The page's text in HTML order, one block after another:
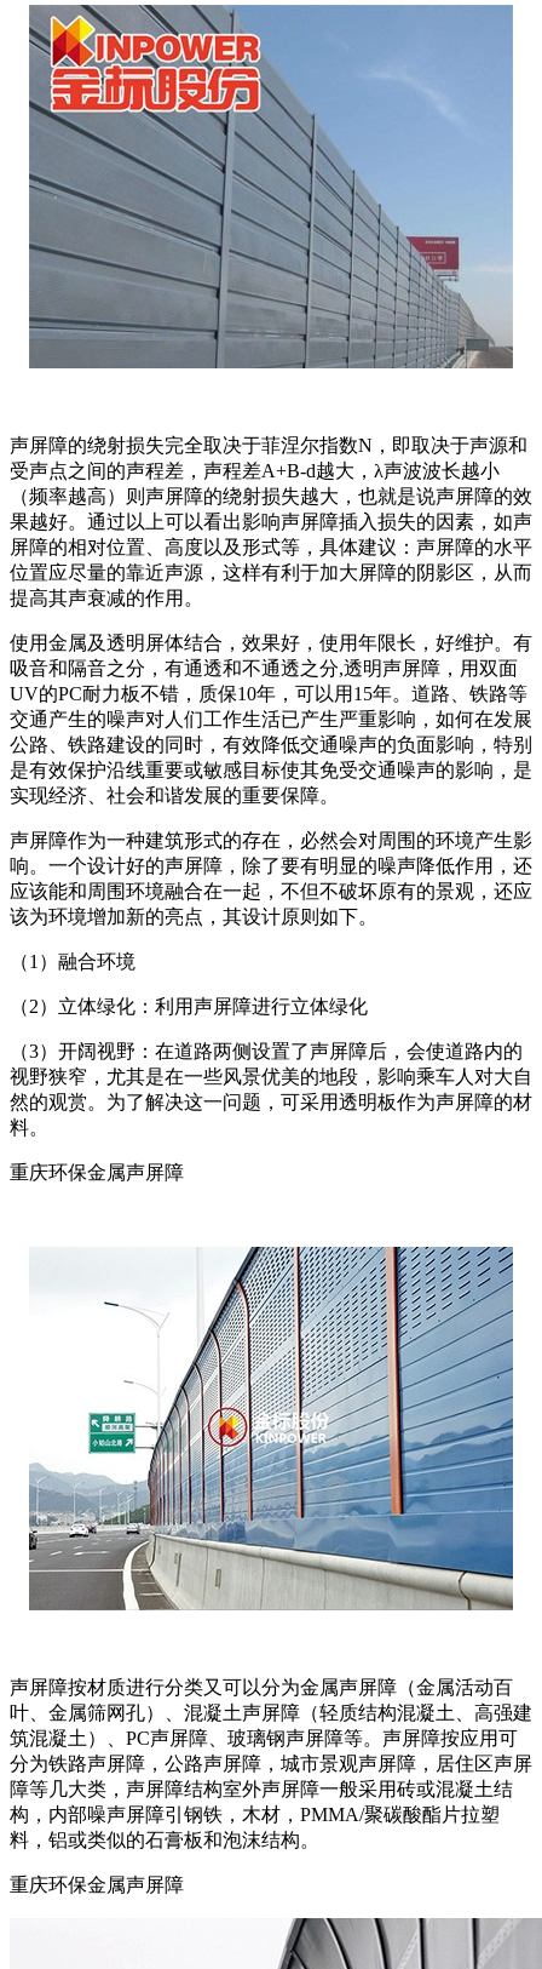
声屏障的绕射损失完全取决于菲涅尔指数N，即取决于声源和
受声点之间的声程差，声程差A+B-d越大，λ声波波长越小
（频率越高）则声屏障的绕射损失越大，也就是说声屏障的效
果越好。通过以上可以看出影响声屏障插入损失的因素，如声
屏障的相对位置、高度以及形式等，具体建议：声屏障的水平
位置应尽量的靠近声源，这样有利于加大屏障的阴影区，从而
提高其声衰减的作用。
使用金属及透明屏体结合，效果好，使用年限长，好维护。有
吸音和隔音之分，有通透和不通透之分,透明声屏障，用双面
UV的PC耐力板不错，质保10年，可以用15年。道路、铁路等
交通产生的噪声对人们工作生活已产生严重影响，如何在发展
公路、铁路建设的同时，有效降低交通噪声的负面影响，特别
是有效保护沿线重要或敏感目标使其免受交通噪声的影响，是
实现经济、社会和谐发展的重要保障。
声屏障作为一种建筑形式的存在，必然会对周围的环境产生影
响。一个设计好的声屏障，除了要有明显的噪声降低作用，还
应该能和周围环境融合在一起，不但不破坏原有的景观，还应
该为环境增加新的亮点，其设计原则如下。
（1）融合环境
（2）立体绿化：利用声屏障进行立体绿化
（3）开阔视野：在道路两侧设置了声屏障后，会使道路内的
视野狭窄，尤其是在一些风景优美的地段，影响乘车人对大自
然的观赏。为了解决这一问题，可采用透明板作为声屏障的材
料。
重庆环保金属声屏障
声屏障按材质进行分类又可以分为金属声屏障（金属活动百
叶、金属筛网孔）、混凝土声屏障（轻质结构混凝土、高强建
筑混凝土）、PC声屏障、玻璃钢声屏障等。声屏障按应用可
分为铁路声屏障，公路声屏障，城市景观声屏障，居住区声屏
障等几大类，声屏障结构室外声屏障一般采用砖或混凝土结
构，内部噪声屏障引钢铁，木材，PMMA/聚碳酸酯片拉塑
料，铝或类似的石膏板和泡沫结构。
重庆环保金属声屏障